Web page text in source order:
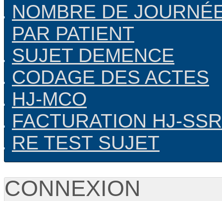
NOMBRE DE
PAR PATIENT
SUJET DEMENCE
CODAGE DES ACTES
HJ-MCO
FACTURATION HJ-SSR
RE TEST SUJET
CONNEXION